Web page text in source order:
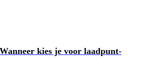
kies je voor laadpunt-